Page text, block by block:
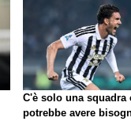
C'è solo una squadra
potrebbe avere